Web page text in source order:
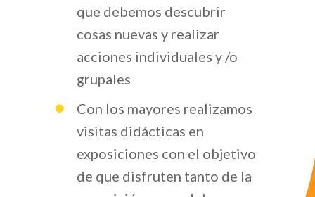
que debemos descubrir
cosas nuevas y realizar
acciones individuales y /o
grupales
Con los mayores realizamos
visitas didácticas en
exposiciones con el objetivo
de que disfruten tanto de la